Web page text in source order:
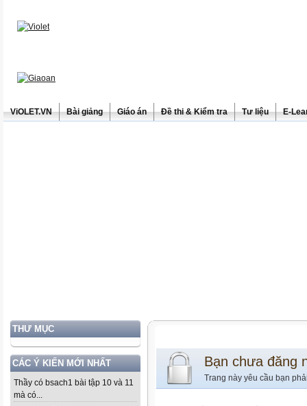
ViOLET.VN Bài giảng Giáo án Đề thi & Kiểm tra Tư liệu E-
THƯ MỤC
CÁC Ý KIẾN MỚI NHẤT
Thầy có bsach1 bài tập 10 và 11
mà có...
Bạn chưa đăng
Trang này yêu cầu bạn